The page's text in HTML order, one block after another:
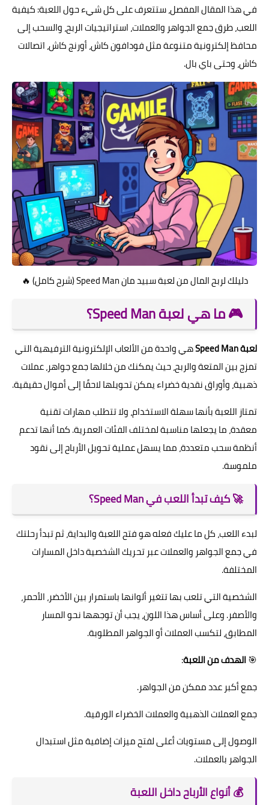
في هذا المقال المفصل، ستتعرف على كل شيء حول اللعبة: كيفية
اللعب، طرق جمع الجواهر والعملات، استراتيجيات الربح، والسحب إلى
محافظ إلكترونية متنوعة مثل فودافون كاش، أورنج كاش، اتصالات
كاش، وحتى باي بال.
دليلك لربح المال من لعبة سبيد مان Speed Man (شرح كامل) 🔥
🎮 ما هي لعبة Speed Man؟
لعبة Speed Man
هي واحدة من الألعاب الإلكترونية الترفيهية التي
تمزج بين المتعة والربح، حيث يمكنك من خلالها جمع جواهر، عملات
ذهبية، وأوراق نقدية خضراء يمكن تحويلها لاحقًا إلى أموال حقيقية.
تمتاز اللعبة بأنها سهلة الاستخدام، ولا تتطلب مهارات تقنية
معقدة، ما يجعلها مناسبة لمختلف الفئات العمرية. كما أنها تدعم
أنظمة سحب متعددة، مما يسهل عملية تحويل الأرباح إلى نقود
ملموسة.
🚀 كيف تبدأ اللعب في Speed Man؟
لبدء اللعب، كل ما عليك فعله هو فتح اللعبة والبداية، ثم تبدأ رحلتك
في جمع الجواهر والعملات عبر تحريك الشخصية داخل المسارات
المختلفة.
الشخصية التي تلعب بها تتغير ألوانها باستمرار بين الأخضر، الأحمر،
والأصفر. وعلى أساس هذا اللون، يجب أن توجهها نحو المسار
المطابق، لتكسب العملات أو الجواهر المطلوبة.
🎯الهدف من اللعبة:
جمع أكبر عدد ممكن من الجواهر.
جمع العملات الذهبية والعملات الخضراء الورقية.
الوصول إلى مستويات أعلى لفتح ميزات إضافية مثل استبدال
الجواهر بالعملات.
💰 أنواع الأرباح داخل اللعبة